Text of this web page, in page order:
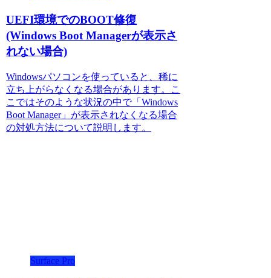
UEFI環境でのBOOT修復
(Windows Boot Managerが表示さ
れない場合)
Windowsパソコンを使っていると、稀に
立ち上がらなくなる場合があります。こ
こではそのような状況の中で「Windows
Boot Manager」が表示されなくなる場合
の対処方法について説明します。
Surface Pro